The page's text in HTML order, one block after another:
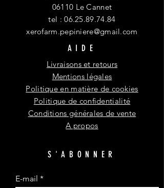
06110 Le Cannet
tel :06.25.89.74.84
xerofarm.pepiniere@gmail.com
AIDE
Livraisons et retours
Mentions légales
Politique en matière de cookies
Politique de confidentialité
Conditions générales de vente
A propos
S'ABONNER
E-mail